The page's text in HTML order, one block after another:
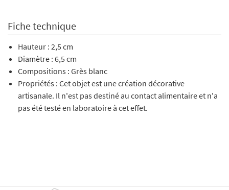
Fiche technique
Hauteur : 2,5 cm
Diamètre : 6,5 cm
Compositions : Grès blanc
Propriétés : Cet objet est une création décorative
artisanale. Il n'est pas destiné au contact alimentaire et n'a
pas été testé en laboratoire à cet effet.